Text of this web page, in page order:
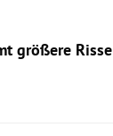
größere Risse